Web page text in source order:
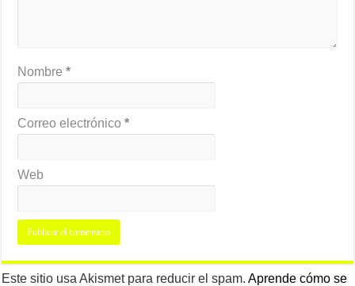
Nombre*
Correo electrónico*
Web
Este sitio usa Akismet para reducir el spam.Aprende cómo se